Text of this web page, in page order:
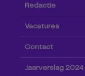
Redactie
Vacatures
Contact
Jaarverslag 2024